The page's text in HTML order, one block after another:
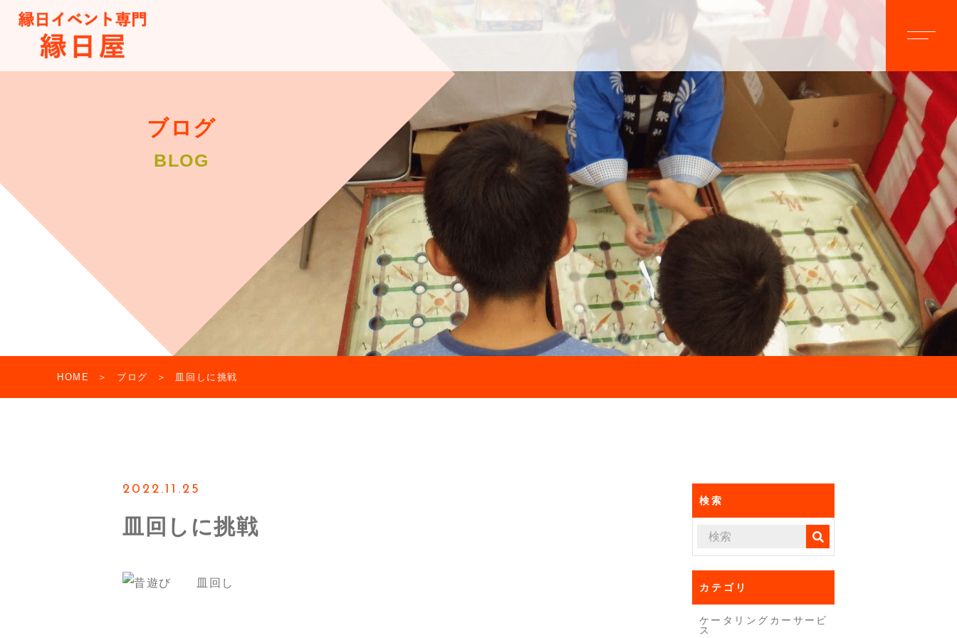
ブログ
BLOG
HOME ブログ 皿回しに挑戦
2022.11.25
皿回しに挑戦
検索
カテゴリ
ケータリングカーサービ
ス